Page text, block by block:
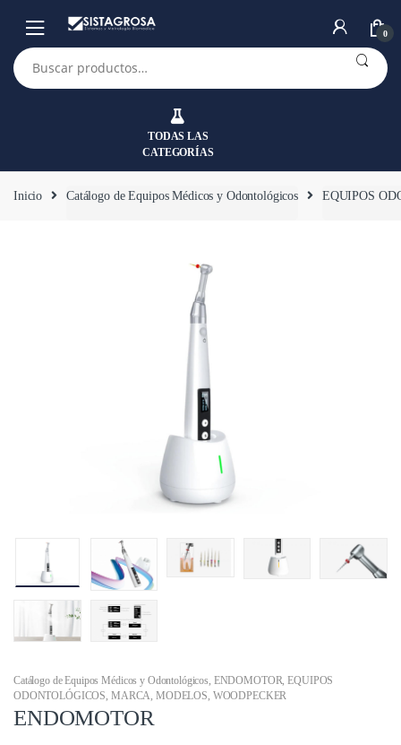
navegación
contenido
0
Buscar
por:
TODAS LAS
CATEGORÍAS
Inicio Catálogo de Equipos Médicos y Odontológicos EQUIPOS
Catálogo de Equipos Médicos y Odontológicos ENDOMOTOR ,EQUIPOS
ODONTOLÓGICOS MARCA MODELOS WOODPECKER
ENDOMOTOR